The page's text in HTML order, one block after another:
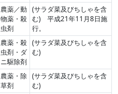
農薬／動
物薬・殺
虫剤
(サラダ菜及びちしゃを含
む) 平成21年11月8日施
行。
農薬・殺
虫剤・ダ
ニ駆除剤
(サラダ菜及びちしゃを含
む)
農薬・除
草剤
(サラダ菜及びちしゃを含
む)